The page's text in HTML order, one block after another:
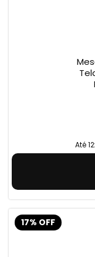
Até
17% OFF